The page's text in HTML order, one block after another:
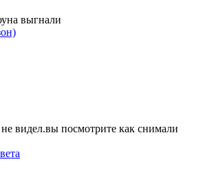
выгнали
видел.вы посмотрите как снимали